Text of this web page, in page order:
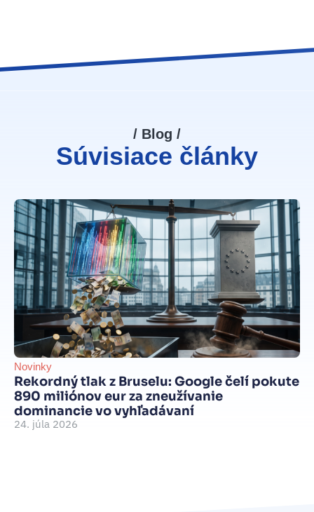
/ Blog /
Súvisiace články
Novinky
Rekordný tlak z Bruselu: Google čelí pokute
890 miliónov eur za zneužívanie
dominancie vo vyhľadávaní
24. júla 2026